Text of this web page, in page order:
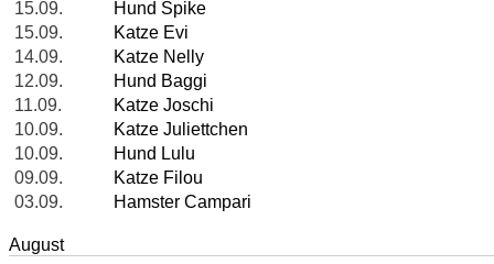
15.09.
Hund Spike
15.09.
Katze Evi
14.09.
Katze Nelly
12.09.
Hund Baggi
11.09.
Katze Joschi
10.09.
Katze Juliettchen
10.09.
Hund Lulu
09.09.
Katze Filou
03.09.
Hamster Campari
August